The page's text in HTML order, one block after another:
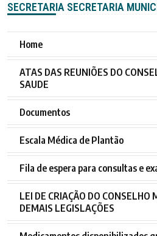
SECRETARIA SECRETARIA
Home
ATAS DAS REUNIÕES DO
SAUDE
Documentos
Escala Médica de Plantão
Fila de espera para consultas e
LEI DE CRIAÇÃO DO CONSELHO
DEMAIS LEGISLAÇÕES